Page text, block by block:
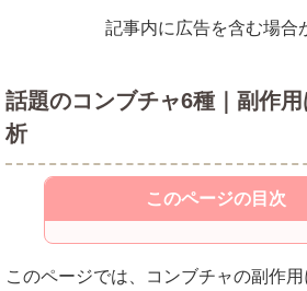
記事内に広告を含む場合
話題のコンブチャ6種｜副作
析
このページの目次
このページでは、コンブチャの副作